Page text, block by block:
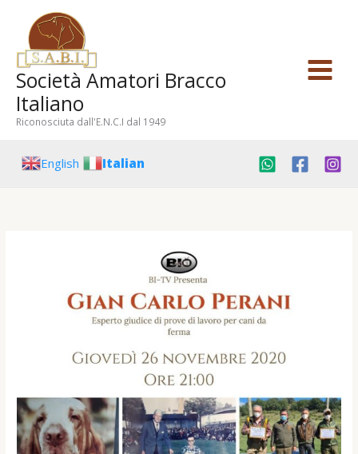
contenuto
Società Amatori Bracco
Italiano
Riconosciuta dall'E.N.C.I dal 1949
English Italian